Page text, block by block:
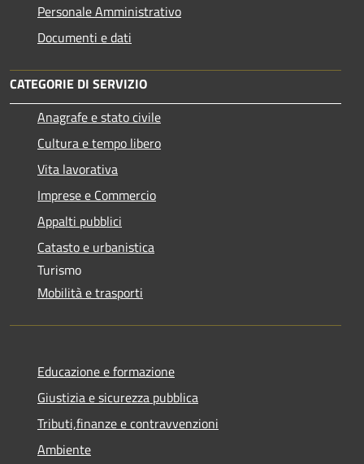
Personale Amministrativo
Documenti e dati
CATEGORIE DI SERVIZIO
Anagrafe e stato civile
Cultura e tempo libero
Vita lavorativa
Imprese e Commercio
Appalti pubblici
Catasto e urbanistica
Turismo
Mobilità e trasporti
Educazione e formazione
Giustizia e sicurezza pubblica
Tributi,finanze e contravvenzioni
Ambiente